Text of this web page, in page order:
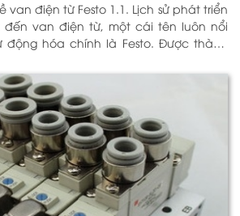
hóa chính là Festo. Được thành